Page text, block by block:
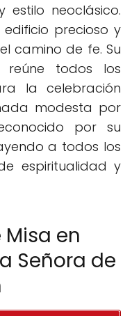
estilo neoclásico.
edificio precioso y
camino de fe. Su
reúne todos los
la celebración
modesta por
por su
a todos los
espiritualidad y
Misa en
Señora de